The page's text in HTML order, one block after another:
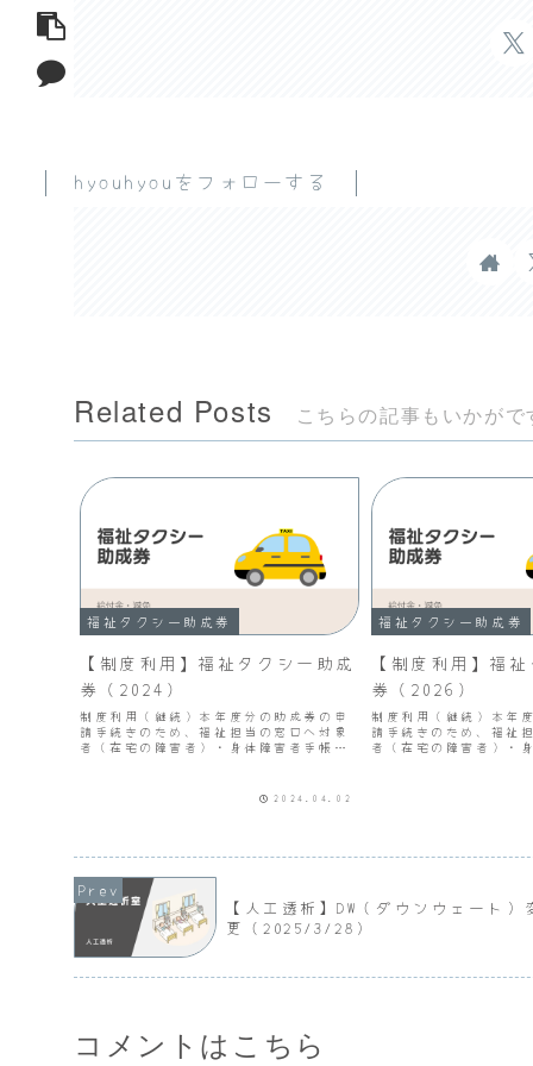
hyouhyouをフォローする
Related Posts こちらの記事もいかがで
福祉タクシー助成券
【制度利用】福祉タクシー助成
券（2024）
制度利用（継続）本年度分の助成券の申
請手続きのため、福祉担当の窓口へ対象
者（在宅の障害者）・身体障害者手帳１
目的・問わない交付枚数（毎年度、申請
必要）・２冊（１冊24枚...
2024.04.02
福祉タクシー助成券
【制度利用】福
券（2026）
制度利用（継続）本年
請手続きのため、福祉
者（在宅の障害者）・
【人工透析】DW（ダウンウェート）
更（2025/3/28）
コメントはこちら